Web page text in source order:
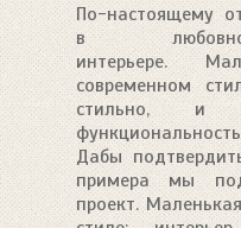
По-настоящему
в любовно
интерьере.
современном
стильно, и
Дабы
примера мы
проект.